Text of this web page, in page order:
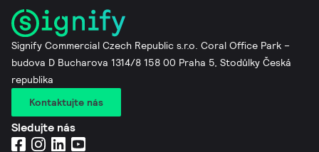
Signify Commercial Czech Republic s.r.o. Coral Office Park –
budova D Bucharova 1314/8 158 00 Praha 5, Stodůlky Česká
republika
Kontaktujte nás
Sledujte nás